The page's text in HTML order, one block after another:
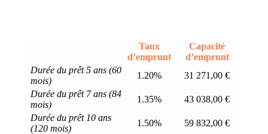
Taux
d’emprunt
Capacité
d’emprunt
Durée du prêt 5 ans (60
mois)
1.20%
31 271,00 €
Durée du prêt 7 ans (84
mois)
1.35%
43 038,00 €
Durée du prêt 10 ans
(120 mois)
1.50%
59 832,00 €